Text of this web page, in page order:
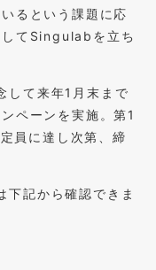
るという課題に応
してSingulabを立ち
して来年1月末まで
ペーンを実施。第1
員に達し次第、締
記から確認できま